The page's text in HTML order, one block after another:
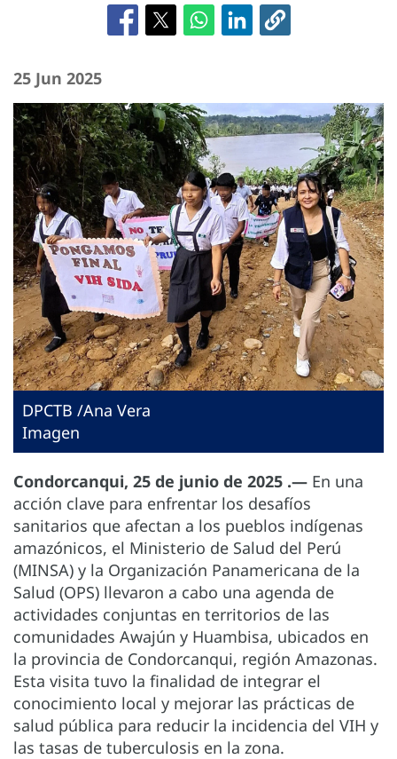
25 Jun 2025
DPCTB /Ana Vera
Imagen
Condorcanqui, 25 de junio de 2025 .— En una
acción clave para enfrentar los desafíos
sanitarios que afectan a los pueblos indígenas
amazónicos, el Ministerio de Salud del Perú
(MINSA) y la Organización Panamericana de la
Salud (OPS) llevaron a cabo una agenda de
actividades conjuntas en territorios de las
comunidades Awajún y Huambisa, ubicados en
la provincia de Condorcanqui, región Amazonas.
Esta visita tuvo la finalidad de integrar el
conocimiento local y mejorar las prácticas de
salud pública para reducir la incidencia del VIH y
las tasas de tuberculosis en la zona.